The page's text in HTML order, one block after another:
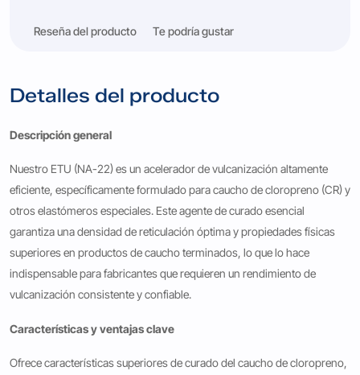
Reseña del producto Te podría gustar
Detalles del producto
Descripción general
Nuestro ETU (NA-22) es un acelerador de vulcanización altamente
eficiente, específicamente formulado para caucho de cloropreno (CR) y
otros elastómeros especiales. Este agente de curado esencial
garantiza una densidad de reticulación óptima y propiedades físicas
superiores en productos de caucho terminados, lo que lo hace
indispensable para fabricantes que requieren un rendimiento de
vulcanización consistente y confiable.
Características y ventajas clave
Ofrece características superiores de curado del caucho de cloropreno,